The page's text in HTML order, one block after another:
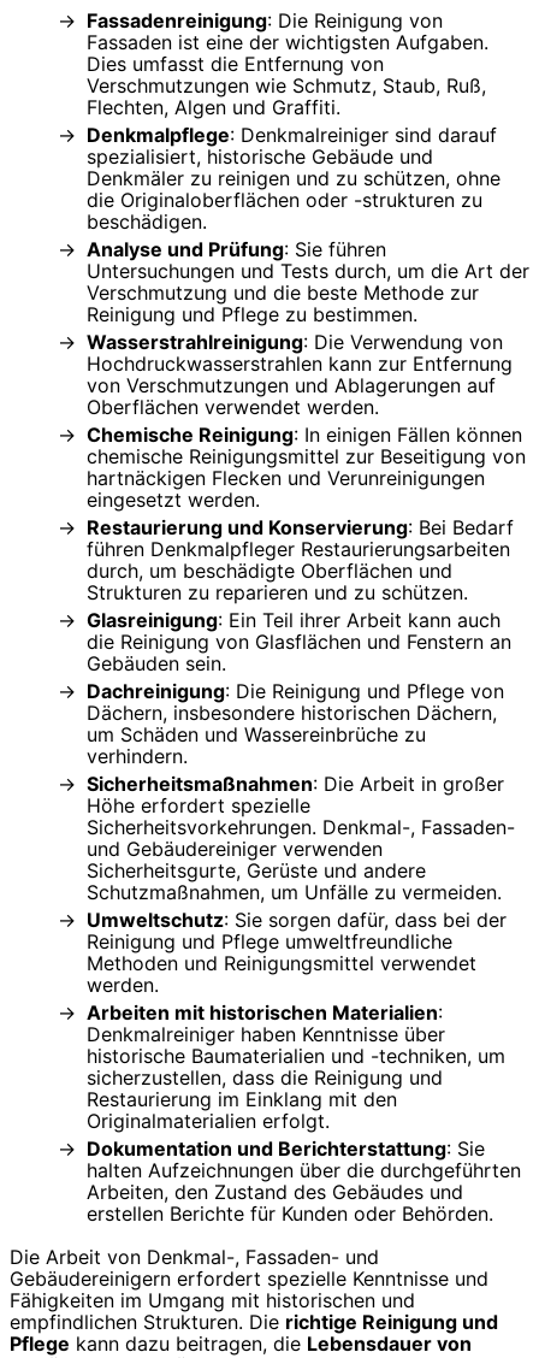
Fassadenreinigung: Die Reinigung von
Fassaden ist eine der wichtigsten Aufgaben.
Dies umfasst die Entfernung von
Verschmutzungen wie Schmutz, Staub, Ruß,
Flechten, Algen und Graffiti.
Denkmalpflege: Denkmalreiniger sind darauf
spezialisiert, historische Gebäude und
Denkmäler zu reinigen und zu schützen, ohne
die Originaloberflächen oder -strukturen zu
beschädigen.
Analyse und Prüfung: Sie führen
Untersuchungen und Tests durch, um die Art der
Verschmutzung und die beste Methode zur
Reinigung und Pflege zu bestimmen.
Wasserstrahlreinigung: Die Verwendung von
Hochdruckwasserstrahlen kann zur Entfernung
von Verschmutzungen und Ablagerungen auf
Oberflächen verwendet werden.
Chemische Reinigung: In einigen Fällen können
chemische Reinigungsmittel zur Beseitigung von
hartnäckigen Flecken und Verunreinigungen
eingesetzt werden.
Restaurierung und Konservierung: Bei Bedarf
führen Denkmalpfleger Restaurierungsarbeiten
durch, um beschädigte Oberflächen und
Strukturen zu reparieren und zu schützen.
Glasreinigung: Ein Teil ihrer Arbeit kann auch
die Reinigung von Glasflächen und Fenstern an
Gebäuden sein.
Dachreinigung: Die Reinigung und Pflege von
Dächern, insbesondere historischen Dächern,
um Schäden und Wassereinbrüche zu
verhindern.
Sicherheitsmaßnahmen: Die Arbeit in großer
Höhe erfordert spezielle
Sicherheitsvorkehrungen. Denkmal-, Fassaden-
und Gebäudereiniger verwenden
Sicherheitsgurte, Gerüste und andere
Schutzmaßnahmen, um Unfälle zu vermeiden.
Umweltschutz: Sie sorgen dafür, dass bei der
Reinigung und Pflege umweltfreundliche
Methoden und Reinigungsmittel verwendet
werden.
Arbeiten mit historischen Materialien:
Denkmalreiniger haben Kenntnisse über
historische Baumaterialien und -techniken, um
sicherzustellen, dass die Reinigung und
Restaurierung im Einklang mit den
Originalmaterialien erfolgt.
Dokumentation und Berichterstattung: Sie
halten Aufzeichnungen über die durchgeführten
Arbeiten, den Zustand des Gebäudes und
erstellen Berichte für Kunden oder Behörden.
Die Arbeit von Denkmal-, Fassaden- und
Gebäudereinigern erfordert spezielle Kenntnisse und
Fähigkeiten im Umgang mit historischen und
empfindlichen Strukturen. Die richtige Reinigung und
Pflege kann dazu beitragen, die Lebensdauer von